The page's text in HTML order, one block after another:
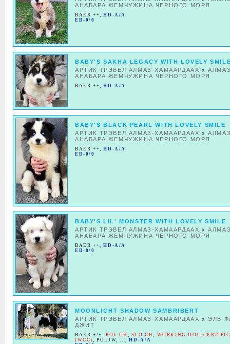
АНАБАРА ЖЕМЧУЖИНА ЧЕРНОГО МОРЯ
BAER ++,HD-A/A
ED-0/0
BABY'S SAKHA LEGACY WITH LOVELY
АРТИК ТРЭВЕЛ АЛМАЗ-ХАМААРДААХ x
АНАБАРА ЖЕМЧУЖИНА ЧЕРНОГО МОРЯ
BAER ++,HD-A/A
BABY'S BLACK PEARL WITH LOVELY SMILE
АРТИК ТРЭВЕЛ АЛМАЗ-ХАМААРДААХ x
АНАБАРА ЖЕМЧУЖИНА ЧЕРНОГО МОРЯ
BAER ++,HD-A/A
ED-0/0
BABY'S LIL' MONSTER WITH LOVELY SMILE
АРТИК ТРЭВЕЛ АЛМАЗ-ХАМААРДААХ x
АНАБАРА ЖЕМЧУЖИНА ЧЕРНОГО МОРЯ
BAER ++,HD-A/A
ED-0/0
MOONLIGHT SHADOW SAMBRIBERT
АРТИК ТРЭВЕЛ АЛМАЗ-ХАМААРДААХ x ЭЛЬ
ДЖИТ
BAER +/+ ,POL CH , SLO CH, WORKING DOG
(WCC) ,POLJW, ...,HD-A/A